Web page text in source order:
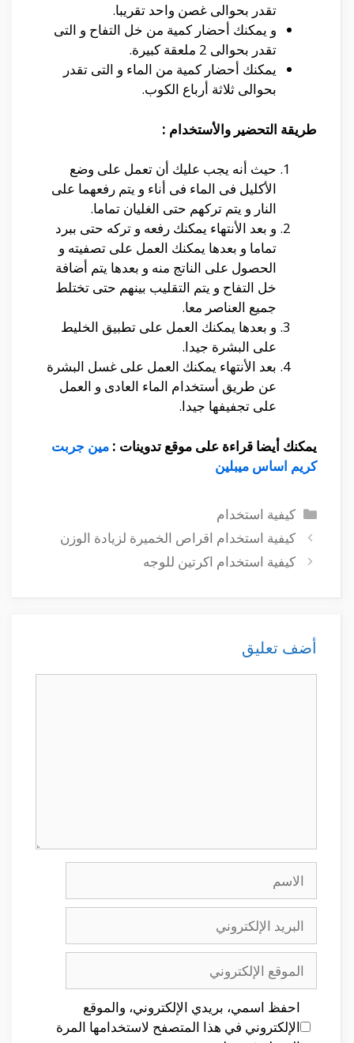
تقدر بحوالى غصن واحد تقريبا.
و يمكنك أحضار كمية من خل التفاح و التى
تقدر بحوالى 2 ملعقة كبيرة.
يمكنك أحضار كمية من الماء و التى تقدر
بحوالى ثلاثة أرباع الكوب.
طريقة التحضير والأستخدام :
حيث أنه يجب عليك أن تعمل على وضع
الأكليل فى الماء فى أناء و يتم رفعهما على
النار و يتم تركهم حتى الغليان تماما.
و بعد الأنتهاء يمكنك رفعه و تركه حتى ببرد
تماما و بعدها يمكنك العمل على تصفيته و
الحصول على الناتج منه و بعدها يتم أضافة
خل التفاح و يتم التقليب بينهم حتى تختلط
جميع العناصر معا.
و بعدها يمكنك العمل على تطبيق الخليط
على البشرة جيدا.
بعد الأنتهاء يمكنك العمل على غسل البشرة
عن طريق أستخدام الماء العادى و العمل
على تجفيفها جيدا.
يمكنك أيضا قراءة على موقع تدوينات : مين جربت
كريم اساس ميبلين
التصنيفات
كيفية استخدام
كيفية استخدام اقراص الخميرة لزيادة الوزن
كيفية استخدام اكرتين للوجه
أضف تعليق
الإلكتروني
الإلكتروني
احفظ اسمي، بريدي الإلكتروني، والموقع
الإلكتروني في هذا المتصفح لاستخدامها المرة